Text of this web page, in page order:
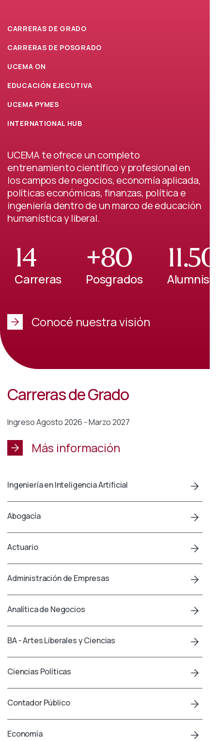
ENCONTRÁ
QUÉ
ESTUDIAR
CARRERAS DE GRADO
CARRERAS DE POSGRADO
UCEMA ON
EDUCACIÓN EJECUTIVA
UCEMA PYMES
INTERNATIONAL HUB
UCEMA te ofrece un completo
entrenamiento científico y profesional en
los campos de negocios, economía aplicada,
políticas económicas, finanzas, política e
ingeniería dentro de un marco de educación
humanística y liberal.
14
Carreras
+80
Posgrados Alumnis
Conocé nuestra visión
Carreras de Grado
Ingreso Agosto 2026 - Marzo 2027
Más información
Ingeniería en Inteligencia Artificial
Abogacía
Actuario
Administración de Empresas
Analítica de Negocios
BA - Artes Liberales y Ciencias
Ciencias Políticas
Contador Público
Economía